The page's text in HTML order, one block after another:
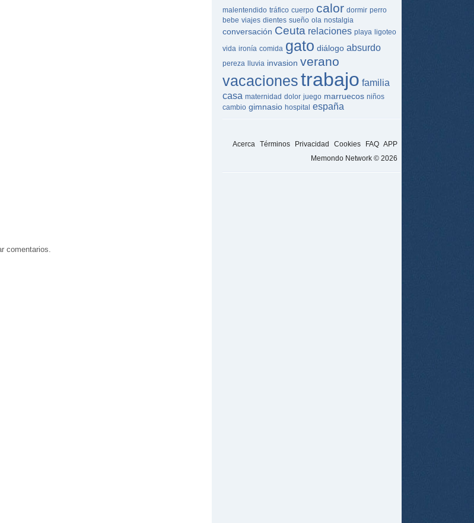
comentarios.
malentendido tráfico cuerpo calor dormir perro
bebe viajes dientes sueño ola nostalgia
conversación Ceuta relaciones playa ligoteo
vida ironía comida gato diálogo absurdo
pereza lluvia invasion verano
vacacionestrabajo familia
casa maternidad dolor juego marruecos niños
cambio gimnasio hospital españa
Acerca Términos Privacidad Cookies FAQ APP
Memondo Network © 2026